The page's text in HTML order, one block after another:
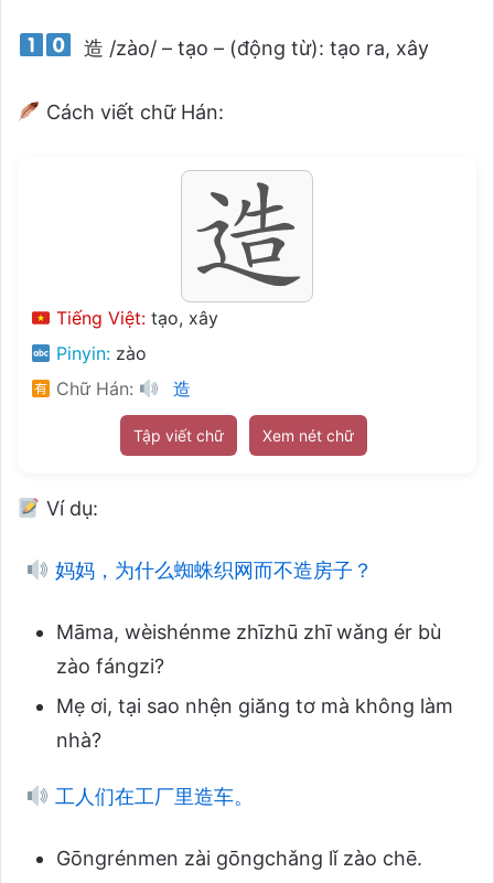
造 /zào/ – tạo – (động từ): tạo ra, xây
Cách viết chữ Hán:
Tiếng Việt: tạo, xây
Pinyin: zào
Chữ Hán:
造
Tập viết chữ Xem nét chữ
Ví dụ:
妈妈，为什么蜘蛛织网而不造房子？
Māma, wèishénme zhīzhū zhī wǎng ér bù
zào fángzi?
Mẹ ơi, tại sao nhện giăng tơ mà không làm
nhà?
工人们在工厂里造车。
Gōngrénmen zài gōngchǎng lǐ zào chē.